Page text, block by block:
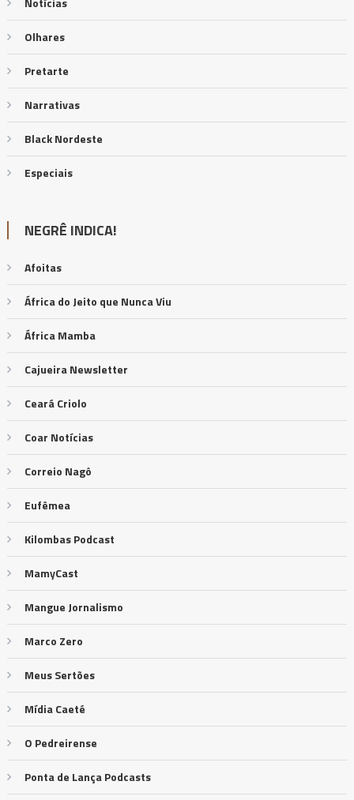
Olhares
Pretarte
Narrativas
Black Nordeste
Especiais
NEGRÊ INDICA!
Afoitas
África do Jeito que Nunca Viu
África Mamba
Cajueira Newsletter
Ceará Criolo
Coar Notícias
Correio Nagô
Eufêmea
Kilombas Podcast
MamyCast
Mangue Jornalismo
Marco Zero
Meus Sertões
Mídia Caeté
O Pedreirense
Ponta de Lança Podcasts